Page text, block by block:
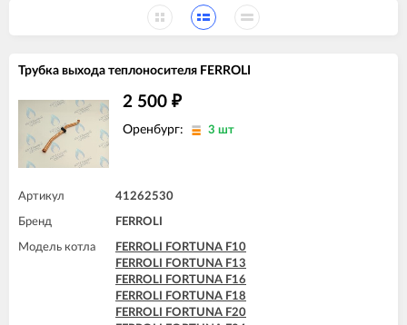
Трубка выхода теплоносителя FERROLI
2 500 ₽
Оренбург: 3 шт
Артикул 41262530
Бренд FERROLI
Модель котла
FERROLI FORTUNA F10
FERROLI FORTUNA F13
FERROLI FORTUNA F16
FERROLI FORTUNA F18
FERROLI FORTUNA F20